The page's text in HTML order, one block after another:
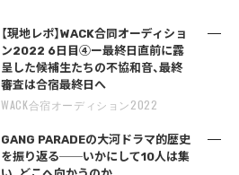
【現地レポ】WACK合同オーディショ
ン2022 6日目④ー最終日直前に露
呈した候補生たちの不協和音、最終
審査は合宿最終日へ
WACK合宿オーディション2022
GANG PARADEの大河ドラマ的歴史
を振り返る──いかにして10人は集